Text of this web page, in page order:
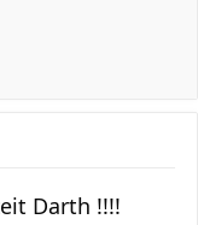
Darth !!!!